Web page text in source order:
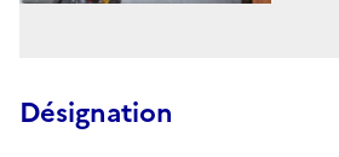
Désignation